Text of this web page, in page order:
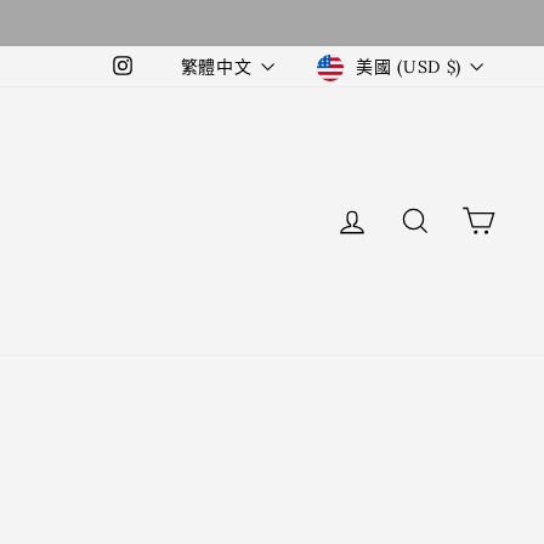
InstagramLanguage
繁體中文 Currency
美國 (USD $)
LOG IN 検索 カート